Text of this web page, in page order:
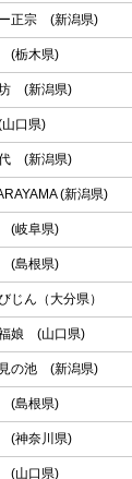
正宗 (新潟県)
(栃木県)
(新潟県)
口県)
(新潟県)
(新潟県)
(岐阜県)
(島根県)
じん（大分県）
娘 (山口県)
の池 (新潟県)
(島根県)
(神奈川県)
(山口県)